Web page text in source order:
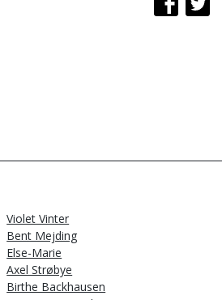
Violet Vinter
Bent Mejding
Else-Marie
Axel Strøbye
Birthe Backhausen